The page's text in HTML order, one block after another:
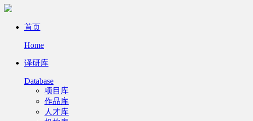
首页
Home
译研库
Database
项目库
作品库
人才库